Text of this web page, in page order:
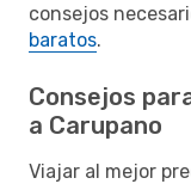
consejos
baratos.
Consejos
a Carupano
Viajar al mejor